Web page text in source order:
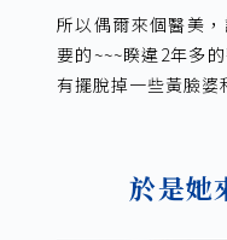
所以偶爾來個醫美
要的~~~睽違2年多
有擺脫掉一些黃臉婆
於是她